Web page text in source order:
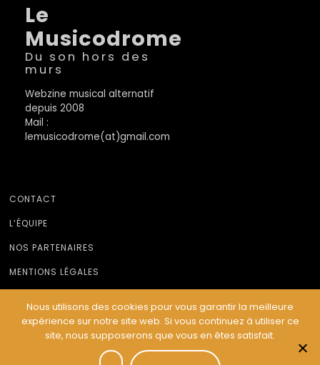
Le
Musicodrome
Du son hors des
murs
Webzine musical alternatif
depuis 2008
Mail :
lemusicodrome(at)gmail.com
CONTACT
L’ÉQUIPE
NOS PARTENAIRES
MENTIONS LÉGALES
© Le Musicodrome 2022 - Webdesign :Cereal Concept
Nous utilisons des cookies pour vous garantir la meilleure
expérience sur notre site web. Si vous continuez à utiliser ce
site, nous supposerons que vous en êtes satisfait.